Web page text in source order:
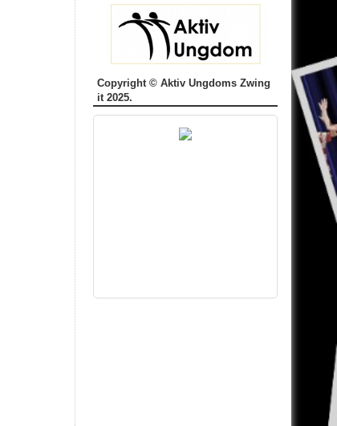
Copyright © Aktiv Ungdoms Zwing
it 2025.